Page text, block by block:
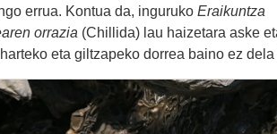
errua. Kontua da, inguruko Eraikuntza
orrazia (Chillida) lau haizetara aske
eta giltzapeko dorrea baino ez dela